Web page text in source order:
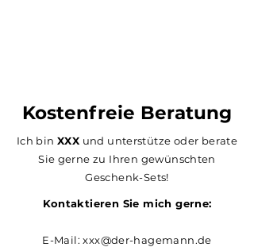
Kostenfreie Beratung
Ich binXXX und unterstütze oder berate
Sie gerne zu Ihren gewünschten
Geschenk-Sets!
Kontaktieren Sie mich gerne:
E-Mail:xxx@der-hagemann.de